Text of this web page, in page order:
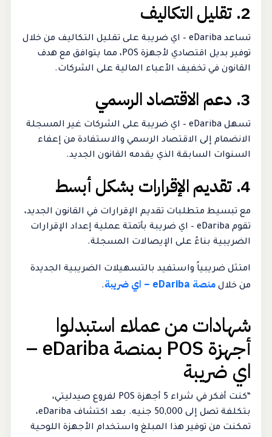
2. تقليل التكاليف
تساعد eDariba – اي ضريبة على تقليل التكاليف من خلال
توفير بديل اقتصادي لأجهزة POS، مما يتوافق مع هدف
القانون في تخفيف الأعباء المالية على الشركات.
3. دعم الاقتصاد الرسمي
تسهل eDariba – اي ضريبة على الشركات غير المسجلة
الانضمام إلى الاقتصاد الرسمي والاستفادة من إعفاء
السنوات السابقة الذي يقدمه القانون الجديد.
4. تقديم الإقرارات بشكل أبسط
مع تبسيط متطلبات تقديم الإقرارات في القانون الجديد،
تقوم eDariba – اي ضريبة بأتمتة عملية إعداد الإقرارات
الضريبية بناءً على الإيصالات المسجلة.
امتثل ضريبياً واستفيد بالتسهيلات الضريبية الجديدة
من خلال منصة eDariba – اي ضريبة .
شهادات من عملاء استبدلوا
أجهزة POS بمنصة eDariba –
اي ضريبة
“كنت أفكر في شراء 5 أجهزة POS لفروع صيدليتي،
بتكلفة تصل إلى 50,000 جنيه. بعد اكتشاف eDariba،
تمكنت من توفير هذا المبلغ واستخدام الأجهزة اللوحية